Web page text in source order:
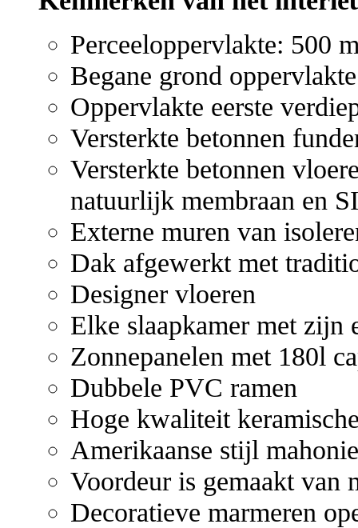
Perceeloppervlakte: 500
Begane grond
Oppervlakte eerste
Versterkte betonnen
Versterkte betonnen
natuurlijk membraan en
Externe muren van
Dak afgewerkt met
Designer vloeren
Elke slaapkamer met zijn
Zonnepanelen met 180l
Dubbele PVC ramen
Hoge kwaliteit
Amerikaanse stijl
Voordeur is gemaakt van
Decoratieve marmeren